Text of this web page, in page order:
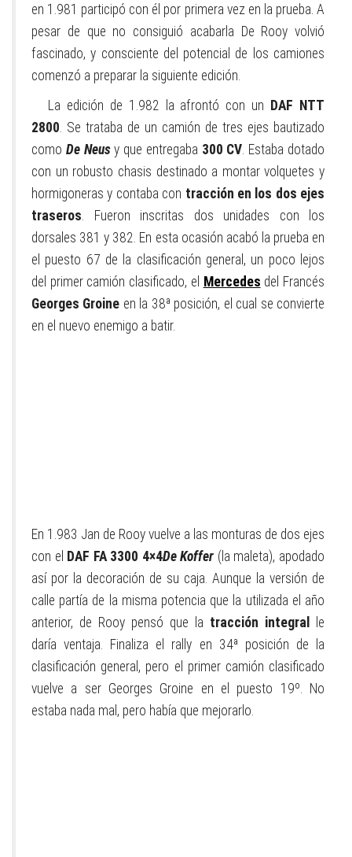
en 1.981 participó con él por primera vez en la prueba. A
pesar de que no consiguió acabarla De Rooy volvió
fascinado, y consciente del potencial de los camiones
comenzó a preparar la siguiente edición.
La edición de 1.982 la afrontó con un DAF NTT
2800 . Se trataba de un camión de tres ejes bautizado
como De Neusy que entregaba 300 CV . Estaba dotado
con un robusto chasis destinado a montar volquetes y
hormigoneras y contaba con tracción en los dos ejes
traseros . Fueron inscritas dos unidades con los
dorsales 381 y 382. En esta ocasión acabó la prueba en
el puesto 67 de la clasificación general, un poco lejos
del primer camión clasificado, el Mercedes del Francés
Georges Groine en la 38ª posición, el cual se convierte
en el nuevo enemigo a batir.
En 1.983 Jan de Rooy vuelve a las monturas de dos ejes
con el DAF FA 3300 4×4De Koffer (la maleta), apodado
así por la decoración de su caja. Aunque la versión de
calle partía de la misma potencia que la utilizada el año
anterior, de Rooy pensó que la tracción integral
le
daría ventaja. Finaliza el rally en 34ª posición de la
clasificación general, pero el primer camión clasificado
vuelve a ser Georges Groine en el puesto 19º. No
estaba nada mal, pero había que mejorarlo.